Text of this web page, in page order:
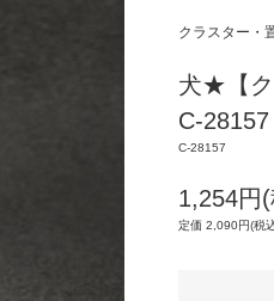
クラスター・
犬★【ク
C-28157
C-28157
1,254円
定価 2,090円(税